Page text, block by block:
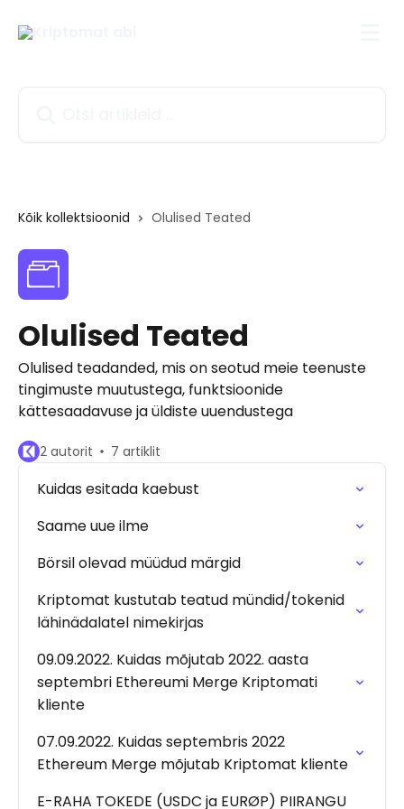
Kõik kollektsioonid Olulised Teated
Olulised Teated
Olulised teadanded, mis on seotud meie teenuste
tingimuste muutustega, funktsioonide
kättesaadavuse ja üldiste uuendustega
2 autorit 7 artiklit
Kuidas esitada kaebust
Saame uue ilme
Börsil olevad müüdud märgid
Kriptomat kustutab teatud mündid/tokenid
lähinädalatel nimekirjas
09.09.2022. Kuidas mõjutab 2022. aasta
septembri Ethereumi Merge Kriptomati
kliente
07.09.2022. Kuidas septembris 2022
Ethereum Merge mõjutab Kriptomat kliente
E-RAHA TOKEDE (USDC ja EURØP) PIIRANGU